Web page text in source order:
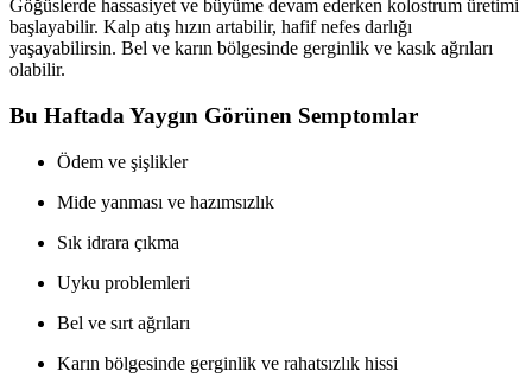
Göğüslerde hassasiyet ve büyüme devam ederken kolostrum üretimi
başlayabilir. Kalp atış hızın artabilir, hafif nefes darlığı
yaşayabilirsin. Bel ve karın bölgesinde gerginlik ve kasık ağrıları
olabilir.
Bu Haftada Yaygın Görünen Semptomlar
Ödem ve şişlikler
Mide yanması ve hazımsızlık
Sık idrara çıkma
Uyku problemleri
Bel ve sırt ağrıları
Karın bölgesinde gerginlik ve rahatsızlık hissi